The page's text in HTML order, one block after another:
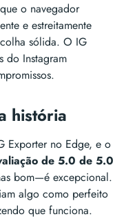
o navegador
e estreitamente
sólida. O IG
do Instagram
história
Exporter no Edge, e o
de 5.0 de 5.0
bom—é excepcional.
algo como perfeito
que funciona.